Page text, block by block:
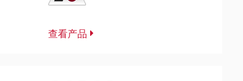
查看产品